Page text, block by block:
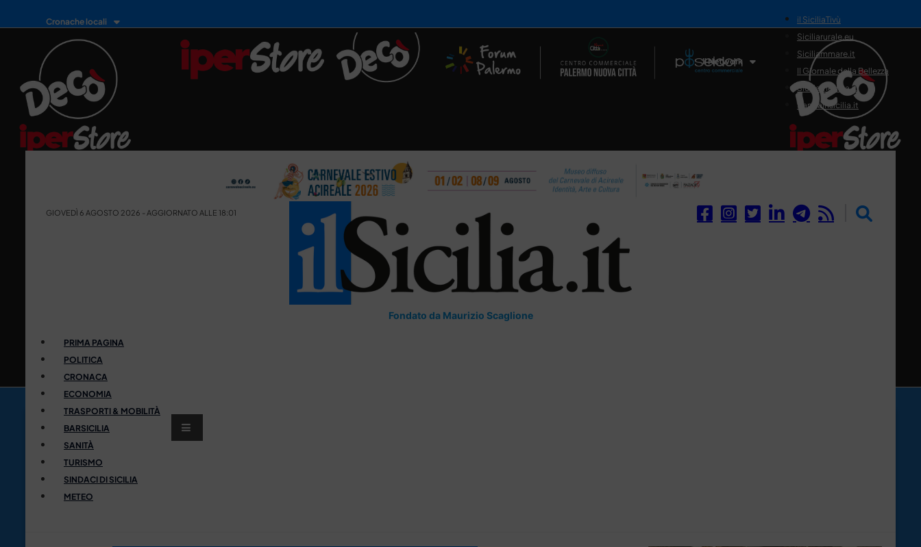
Cronache locali
Il Network
il SiciliaTivù
Siciliarurale.eu
Siciliammare.it
Il Giornale della Bellezza
Siciliamedica.it
Sanitainsicilia.it
GIOVEDÌ 6 AGOSTO 2026 - AGGIORNATO ALLE 18:01
Fondato da Maurizio Scaglione
PRIMA PAGINA
POLITICA
CRONACA
ECONOMIA
TRASPORTI & MOBILITÀ
BARSICILIA
SANITÀ
TURISMO
SINDACI DI SICILIA
METEO